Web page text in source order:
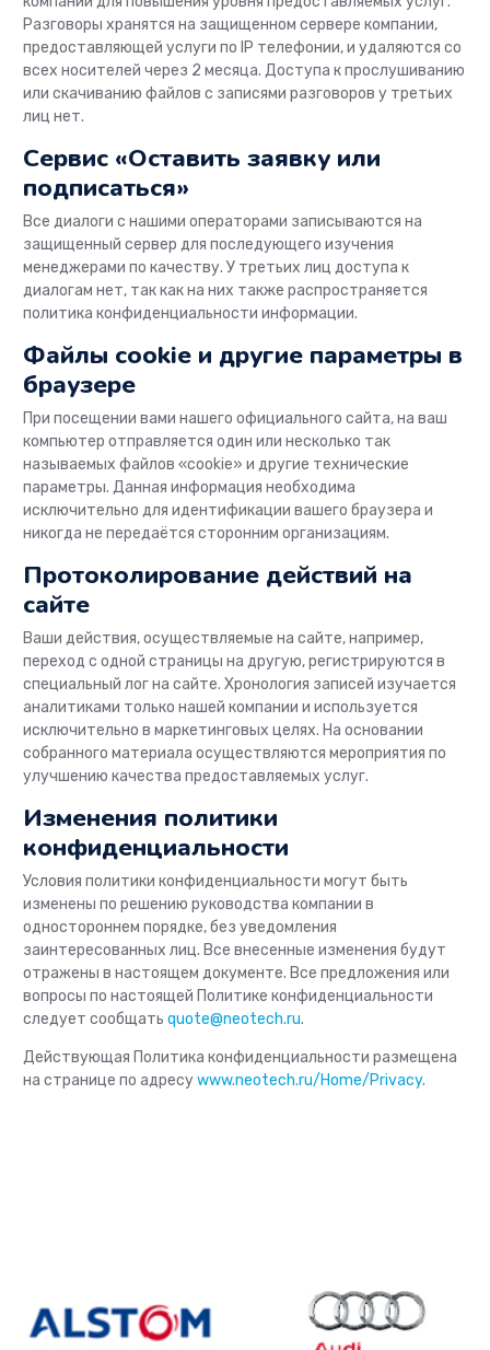
Разговоры хранятся на защищенном сервере компании,
предоставляющей услуги по IP телефонии, и удаляются со
всех носителей через 2 месяца. Доступа к прослушиванию
или скачиванию файлов с записями разговоров у третьих
лиц нет.
Сервис «Оставить заявку или
подписаться»
Все диалоги с нашими операторами записываются на
защищенный сервер для последующего изучения
менеджерами по качеству. У третьих лиц доступа к
диалогам нет, так как на них также распространяется
политика конфиденциальности информации.
Файлы cookie и другие параметры в
браузере
При посещении вами нашего официального сайта, на ваш
компьютер отправляется один или несколько так
называемых файлов «cookie» и другие технические
параметры. Данная информация необходима
исключительно для идентификации вашего браузера и
никогда не передаётся сторонним организациям.
Протоколирование действий на
сайте
Ваши действия, осуществляемые на сайте, например,
переход с одной страницы на другую, регистрируются в
специальный лог на сайте. Хронология записей изучается
аналитиками только нашей компании и используется
исключительно в маркетинговых целях. На основании
собранного материала осуществляются мероприятия по
улучшению качества предоставляемых услуг.
Изменения политики
конфиденциальности
Условия политики конфиденциальности могут быть
изменены по решению руководства компании в
одностороннем порядке, без уведомления
заинтересованных лиц. Все внесенные изменения будут
отражены в настоящем документе. Все предложения или
вопросы по настоящей Политике конфиденциальности
следует сообщать quote@neotech.ru.
Действующая Политика конфиденциальности размещена
на странице по адресу www.neotech.ru/Home/Privacy.